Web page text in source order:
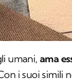
umani, ama
i suoi simili